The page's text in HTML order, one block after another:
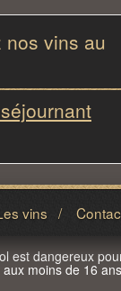
vins au
vins /
est dangereux
moins de 16